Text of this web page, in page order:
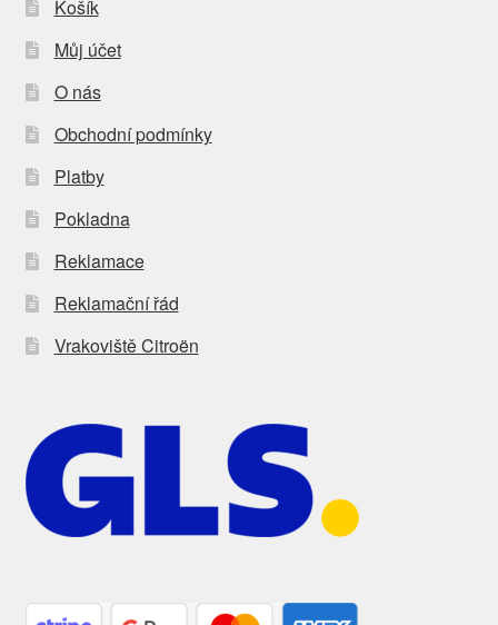
Košík
Můj účet
O nás
Obchodní podmínky
Platby
Pokladna
Reklamace
Reklamační řád
Vrakoviště Citroën